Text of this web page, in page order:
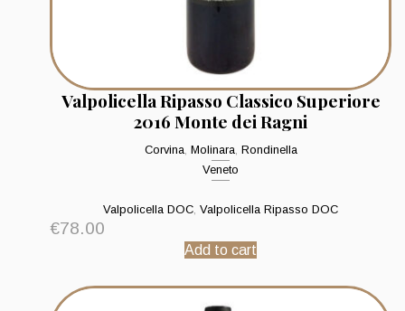
Valpolicella Ripasso Classico Superiore
2016 Monte dei Ragni
Corvina, Molinara, Rondinella
Veneto
Valpolicella DOC, Valpolicella Ripasso DOC
€78.00
Add to cart